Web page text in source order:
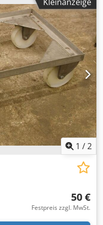
1 /2
50 €
Festpreis zzgl. MwSt.